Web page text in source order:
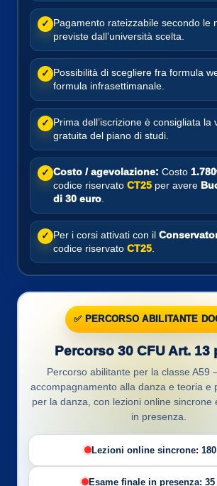
✓ Pagamento rateizzabile secondo le
previste dall’università scelta.
✓ Possibilità di scegliere fra formula
formula infrasettimanale.
✓ Prima dell’iscrizione è consigliata la
gratuita del piano di studi.
✓ Costo / agevolazione: Costo
codice riservato CT25 per avere
di 30 euro
✓ Per i corsi attivati con il
codice riservato CT25
✅ PERCORSO ABILITANTE
Percorso 30 CFU Art. 13
Percorso abilitante per la classe A59
accompagnamento alla danza e teoria e
per la danza, con lezioni online sincrone
in presenza.
Lezioni online sincrone:
Esame finale in presenza: